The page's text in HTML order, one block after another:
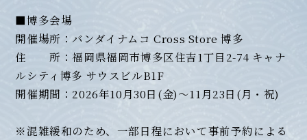
■博多会場
開催場所：バンダイナムコ Cross Store 博多
住 所：福岡県福岡市博多区住吉1丁目2-74 キャナ
ルシティ博多 サウスビルB1F
開催期間：2026年10月30日(金)～11月23日(月・祝)
※混雑緩和のため、一部日程において事前予約による